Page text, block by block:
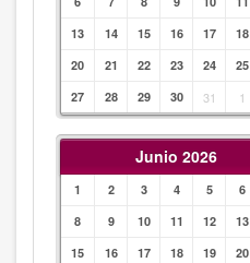
13
14 15 16 17 18
20
21 22 23 24 25
27
28 29 30 31 1
Junio 2026
1 2 3 4 5 6
8
9 10 11 12 13
15
16 17 18 19 20